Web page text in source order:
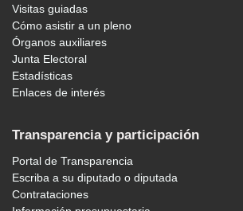
Visitas guiadas
Cómo asistir a un pleno
Órganos auxiliares
Junta Electoral
Estadísticas
Enlaces de interés
Transparencia y participación
Portal de Transparencia
Escriba a su diputado o diputada
Contrataciones